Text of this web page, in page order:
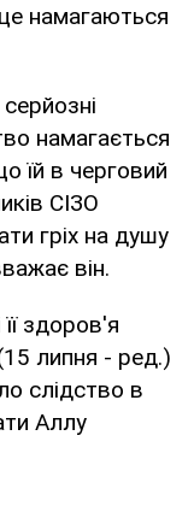
намагаються
намагається
їй в черговий
СІЗО
гріх на душу
він.
здоров'я
липня - ред.)
слідство в
Аллу